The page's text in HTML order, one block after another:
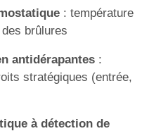
: température
brûlures
antidérapantes:
stratégiques (entrée,
à détection de